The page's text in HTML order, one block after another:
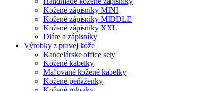
Kožené zápisníky MINI
Kožené zápisníky MIDDLE
Kožené zápisníky XXL
Diáre a zápisníky
Výrobky z pravej kože
Kancelárske office sety
Kožené kabelky
Maľované kožené kabelky
Kožené peňaženky